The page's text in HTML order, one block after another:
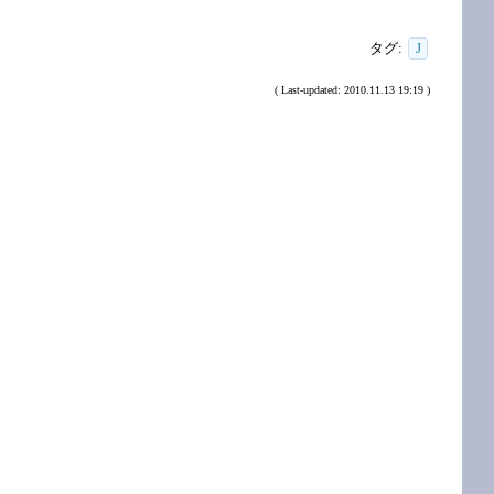
タグ: J
( Last-updated: 2010.11.13 19:19 )